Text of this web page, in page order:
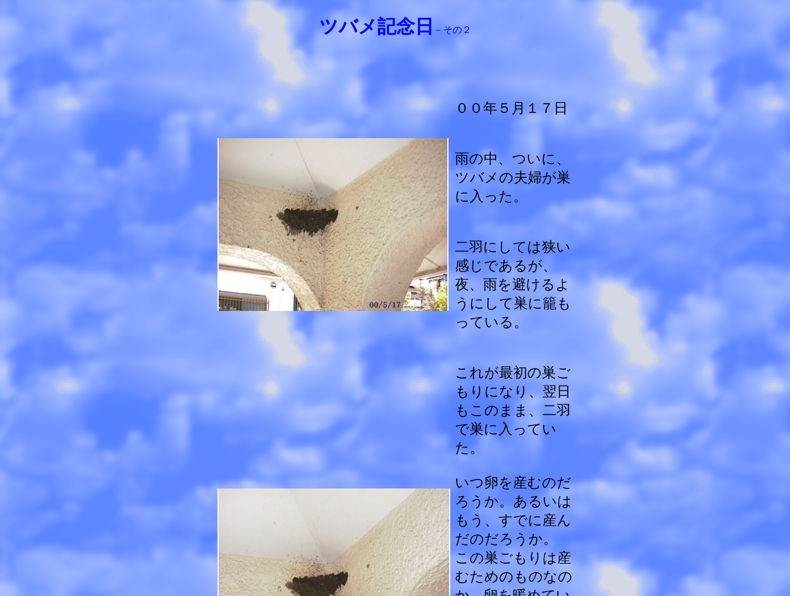
ツバメ記念日 －その２
００年５月１７日
雨の中、ついに、
ツバメの夫婦が巣
に入った。
二羽にしては狭い
感じであるが、
夜、雨を避けるよ
うにして巣に籠も
っている。
これが最初の巣ご
もりになり、翌日
もこのまま、二羽
で巣に入ってい
た。
いつ卵を産むのだ
ろうか。あるいは
もう、すでに産ん
だのだろうか。
この巣ごもりは産
むためのものなの